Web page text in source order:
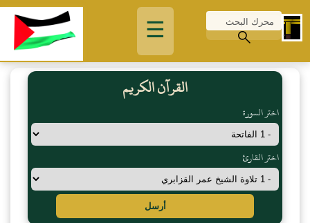
☰
القرآن الكريم
اختر السورة
اختر القارئ
أرسل